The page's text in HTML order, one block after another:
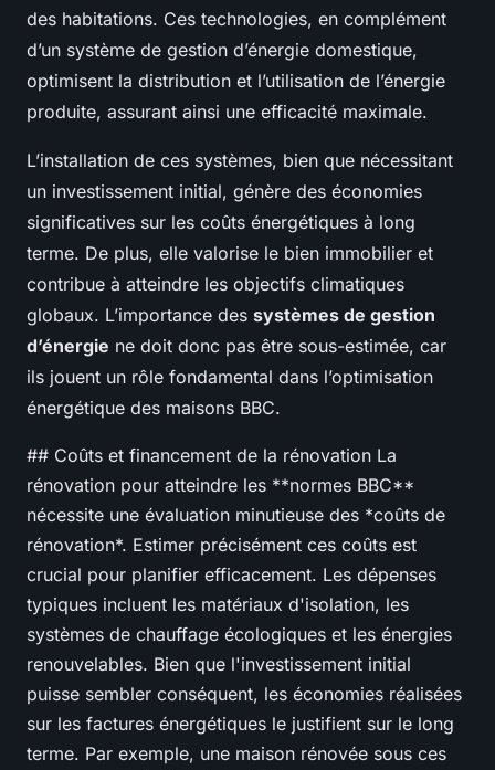
des habitations. Ces technologies, en complément
d’un système de gestion d’énergie domestique,
optimisent la distribution et l’utilisation de l’énergie
produite, assurant ainsi une efficacité maximale.
L’installation de ces systèmes, bien que nécessitant
un investissement initial, génère des économies
significatives sur les coûts énergétiques à long
terme. De plus, elle valorise le bien immobilier et
contribue à atteindre les objectifs climatiques
globaux. L’importance des systèmes de gestion
d’énergie ne doit donc pas être sous-estimée, car
ils jouent un rôle fondamental dans l’optimisation
énergétique des maisons BBC.
## Coûts et financement de la rénovation La
rénovation pour atteindre les **normes BBC**
nécessite une évaluation minutieuse des *coûts de
rénovation*. Estimer précisément ces coûts est
crucial pour planifier efficacement. Les dépenses
typiques incluent les matériaux d'isolation, les
systèmes de chauffage écologiques et les énergies
renouvelables. Bien que l'investissement initial
puisse sembler conséquent, les économies réalisées
sur les factures énergétiques le justifient sur le long
terme. Par exemple, une maison rénovée sous ces